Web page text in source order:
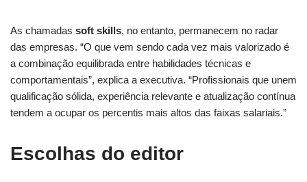
As chamadas soft skills, no entanto, permanecem no radar
das empresas. “O que vem sendo cada vez mais valorizado é
a combinação equilibrada entre habilidades técnicas e
comportamentais”, explica a executiva. “Profissionais que unem
qualificação sólida, experiência relevante e atualização contínua
tendem a ocupar os percentis mais altos das faixas salariais.”
Escolhas do editor